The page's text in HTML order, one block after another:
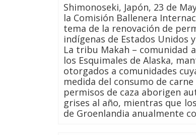
Shimonoseki, Japón, 23 de
la Comisión Ballenera
tema de la renovación de
indígenas de Estados Unidos
La tribu Makah – comunidad
los Esquimales de Alaska,
otorgados a comunidades
medida del consumo de
permisos de caza aborigen
grises al año, mientras que
de Groenlandia anualmente